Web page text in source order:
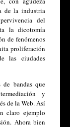
de la industria
del
la dicotomía
de fenómenos
proliferación
las ciudades
bandas que
y
de la Web. Así
claro ejemplo
Ahora bien